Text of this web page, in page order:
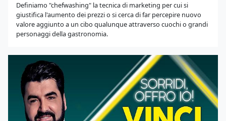
Definiamo "chefwashing" la tecnica di marketing per cui si
giustifica l'aumento dei prezzi o si cerca di far percepire nuovo
valore aggiunto a un cibo qualunque attraverso cuochi o grandi
personaggi della gastronomia.